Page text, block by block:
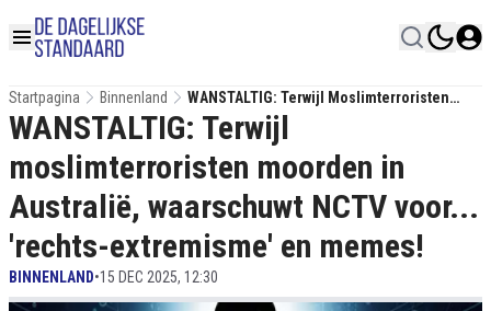
Startpagina Binnenland
WANSTALTIG: Terwijl Moslimterroristen
Moorden In Australië, Waarschuwt NCTV
Voor... 'rechts-Extremisme' En Memes!
WANSTALTIG: Terwijl
moslimterroristen moorden in
Australië, waarschuwt NCTV voor...
'rechts-extremisme' en memes!
BINNENLAND•15 DEC 2025, 12:30